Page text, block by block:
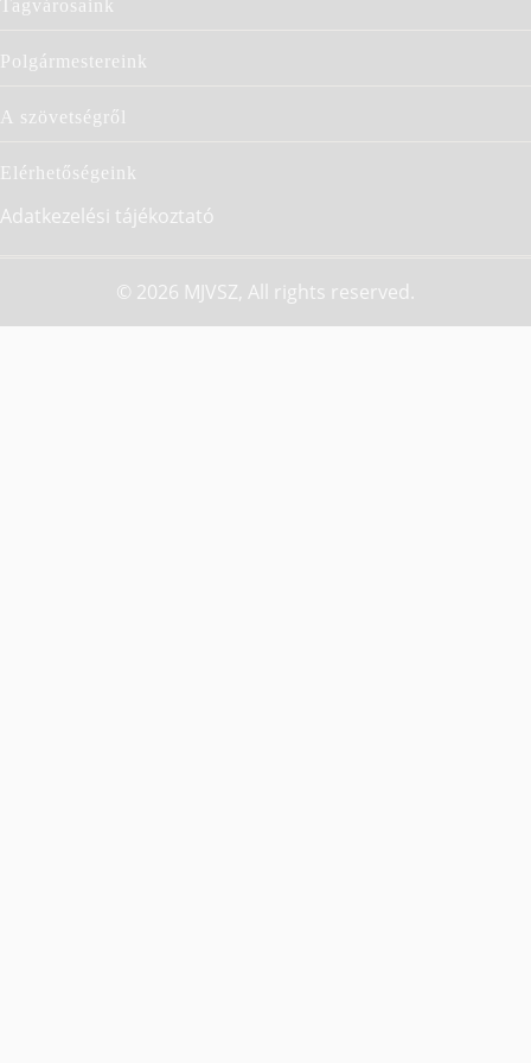
NAVIGÁCIÓ
Tagvárosaink
Polgármestereink
A szövetségről
Elérhetőségeink
LÁBLÉC
Adatkezelési tájékoztató
© 2026 MJVSZ, All rights reserved.